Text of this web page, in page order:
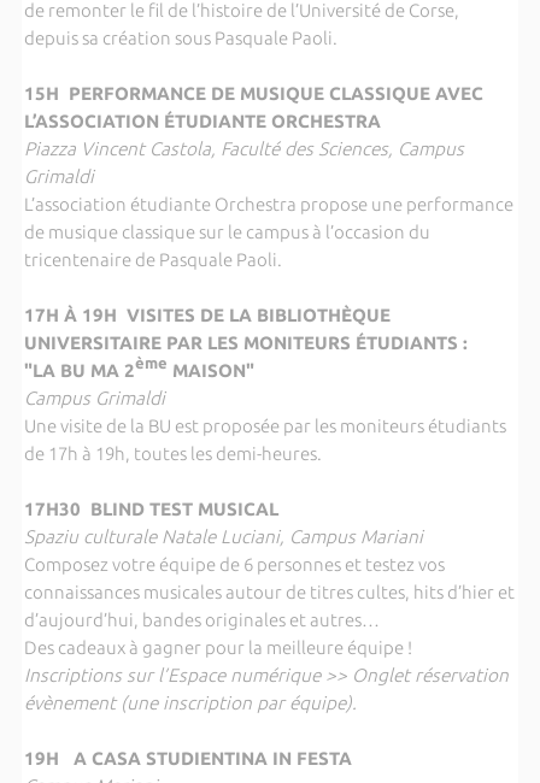
de remonter le fil de l’histoire de l’Université de Corse,
depuis sa création sous Pasquale Paoli.
15H PERFORMANCE DE MUSIQUE CLASSIQUE AVEC
L’ASSOCIATION ÉTUDIANTE ORCHESTRA
Piazza Vincent Castola, Faculté des Sciences, Campus
Grimaldi
L’association étudiante Orchestra propose une performance
de musique classique sur le campus à l’occasion du
tricentenaire de Pasquale Paoli.
17H À 19H VISITES DE LA BIBLIOTHÈQUE
UNIVERSITAIRE PAR LES MONITEURS ÉTUDIANTS :
"LA BU MA 2ème MAISON"
Campus Grimaldi
Une visite de la BU est proposée par les moniteurs étudiants
de 17h à 19h, toutes les demi-heures.
17H30 BLIND TEST MUSICAL
Spaziu culturale Natale Luciani, Campus Mariani
Composez votre équipe de 6 personnes et testez vos
connaissances musicales autour de titres cultes, hits d’hier et
d’aujourd’hui, bandes originales et autres…
Des cadeaux à gagner pour la meilleure équipe !
Inscriptions sur l’Espace numérique >> Onglet réservation
évènement (une inscription par équipe).
19H A CASA STUDIENTINA IN FESTA